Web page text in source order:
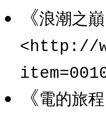
《浪潮之巔
<http://
《電的旅程